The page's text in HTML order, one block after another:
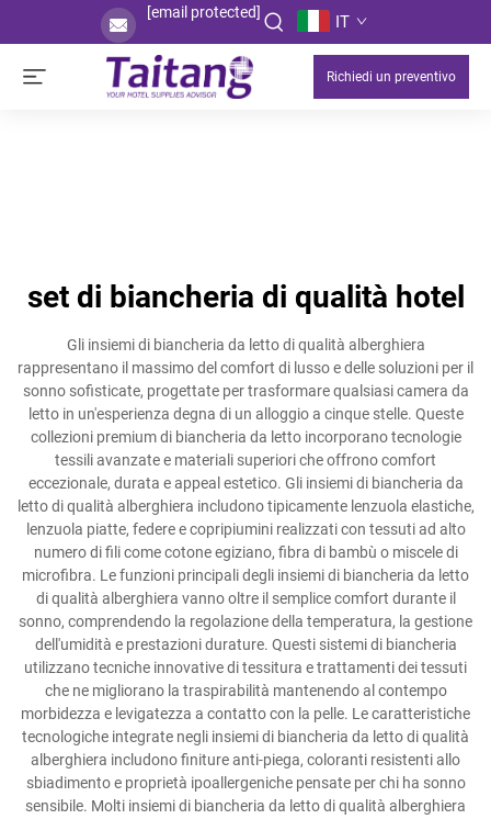
[email protected] IT
Richiedi un preventivo
set di biancheria di qualità hotel
Gli insiemi di biancheria da letto di qualità alberghiera
rappresentano il massimo del comfort di lusso e delle soluzioni per il
sonno sofisticate, progettate per trasformare qualsiasi camera da
letto in un'esperienza degna di un alloggio a cinque stelle. Queste
collezioni premium di biancheria da letto incorporano tecnologie
tessili avanzate e materiali superiori che offrono comfort
eccezionale, durata e appeal estetico. Gli insiemi di biancheria da
letto di qualità alberghiera includono tipicamente lenzuola elastiche,
lenzuola piatte, federe e copripiumini realizzati con tessuti ad alto
numero di fili come cotone egiziano, fibra di bambù o miscele di
microfibra. Le funzioni principali degli insiemi di biancheria da letto
di qualità alberghiera vanno oltre il semplice comfort durante il
sonno, comprendendo la regolazione della temperatura, la gestione
dell'umidità e prestazioni durature. Questi sistemi di biancheria
utilizzano tecniche innovative di tessitura e trattamenti dei tessuti
che ne migliorano la traspirabilità mantenendo al contempo
morbidezza e levigatezza a contatto con la pelle. Le caratteristiche
tecnologiche integrate negli insiemi di biancheria da letto di qualità
alberghiera includono finiture anti-piega, coloranti resistenti allo
sbiadimento e proprietà ipoallergeniche pensate per chi ha sonno
sensibile. Molti insiemi di biancheria da letto di qualità alberghiera